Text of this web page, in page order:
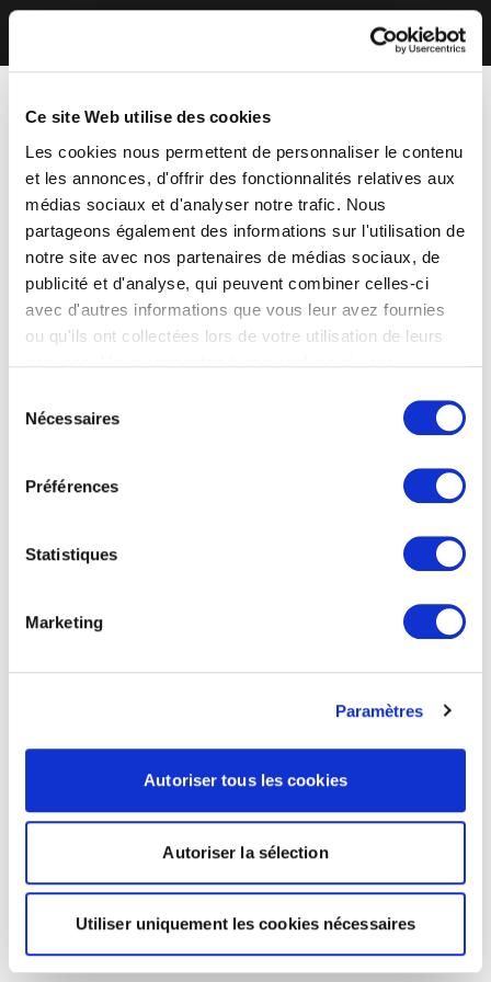
Ce site Web utilise des cookies
Les cookies nous permettent de personnaliser le contenu
et les annonces, d'offrir des fonctionnalités relatives aux
médias sociaux et d'analyser notre trafic. Nous
partageons également des informations sur l'utilisation de
notre site avec nos partenaires de médias sociaux, de
publicité et d'analyse, qui peuvent combiner celles-ci
avec d'autres informations que vous leur avez fournies
ou qu'ils ont collectées lors de votre utilisation de leurs
Nécessaires
Préférences
Statistiques
Marketing
Paramètres
Autoriser tous les cookies
Autoriser la sélection
Utiliser uniquement les cookies nécessaires